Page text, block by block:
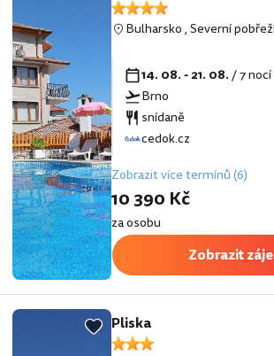
Bulharsko,Severní
14. 08. - 21. 08./ 7 nocí
Brno
snídaně
cedok.cz
Zobrazit více termínů (6)
10 390 Kč
za osobu
Zobrazit
Pliska